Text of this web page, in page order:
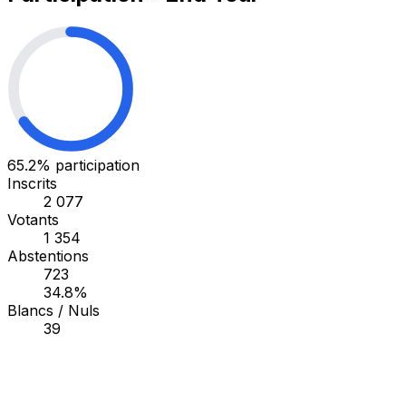
65.2% participation
Inscrits
2 077
Votants
1 354
Abstentions
723
34.8%
Blancs / Nuls
39